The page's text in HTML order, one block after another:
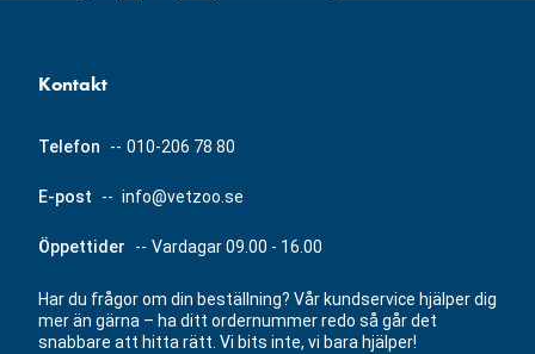
Kontakt
Telefon -- 010-206 78 80
E-post -- info@vetzoo.se
Öppettider -- Vardagar 09.00 - 16.00
Har du frågor om din beställning? Vår kundservice hjälper dig
mer än gärna – ha ditt ordernummer redo så går det
snabbare att hitta rätt. Vi bits inte, vi bara hjälper!